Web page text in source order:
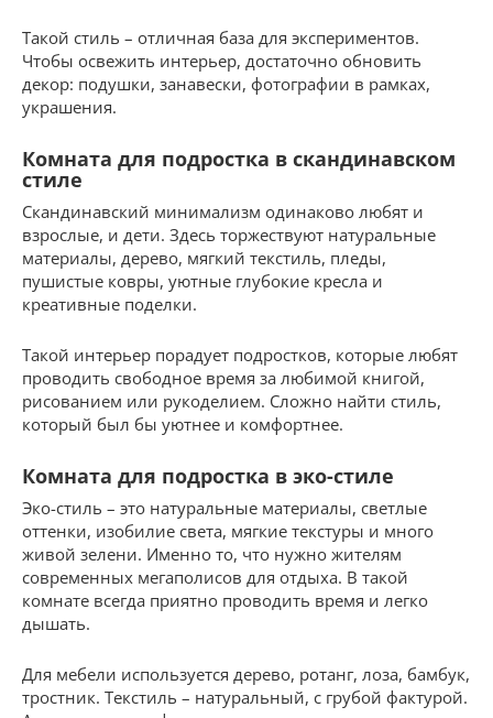
Такой стиль – отличная база для экспериментов.
Чтобы освежить интерьер, достаточно обновить
декор: подушки, занавески, фотографии в рамках,
украшения.
Комната для подростка в скандинавском
стиле
Скандинавский минимализм одинаково любят и
взрослые, и дети. Здесь торжествуют натуральные
материалы, дерево, мягкий текстиль, пледы,
пушистые ковры, уютные глубокие кресла и
креативные поделки.
Такой интерьер порадует подростков, которые любят
проводить свободное время за любимой книгой,
рисованием или рукоделием. Сложно найти стиль,
который был бы уютнее и комфортнее.
Комната для подростка в эко-стиле
Эко-стиль – это натуральные материалы, светлые
оттенки, изобилие света, мягкие текстуры и много
живой зелени. Именно то, что нужно жителям
современных мегаполисов для отдыха. В такой
комнате всегда приятно проводить время и легко
дышать.
Для мебели используется дерево, ротанг, лоза, бамбук,
тростник. Текстиль – натуральный, с грубой фактурой.